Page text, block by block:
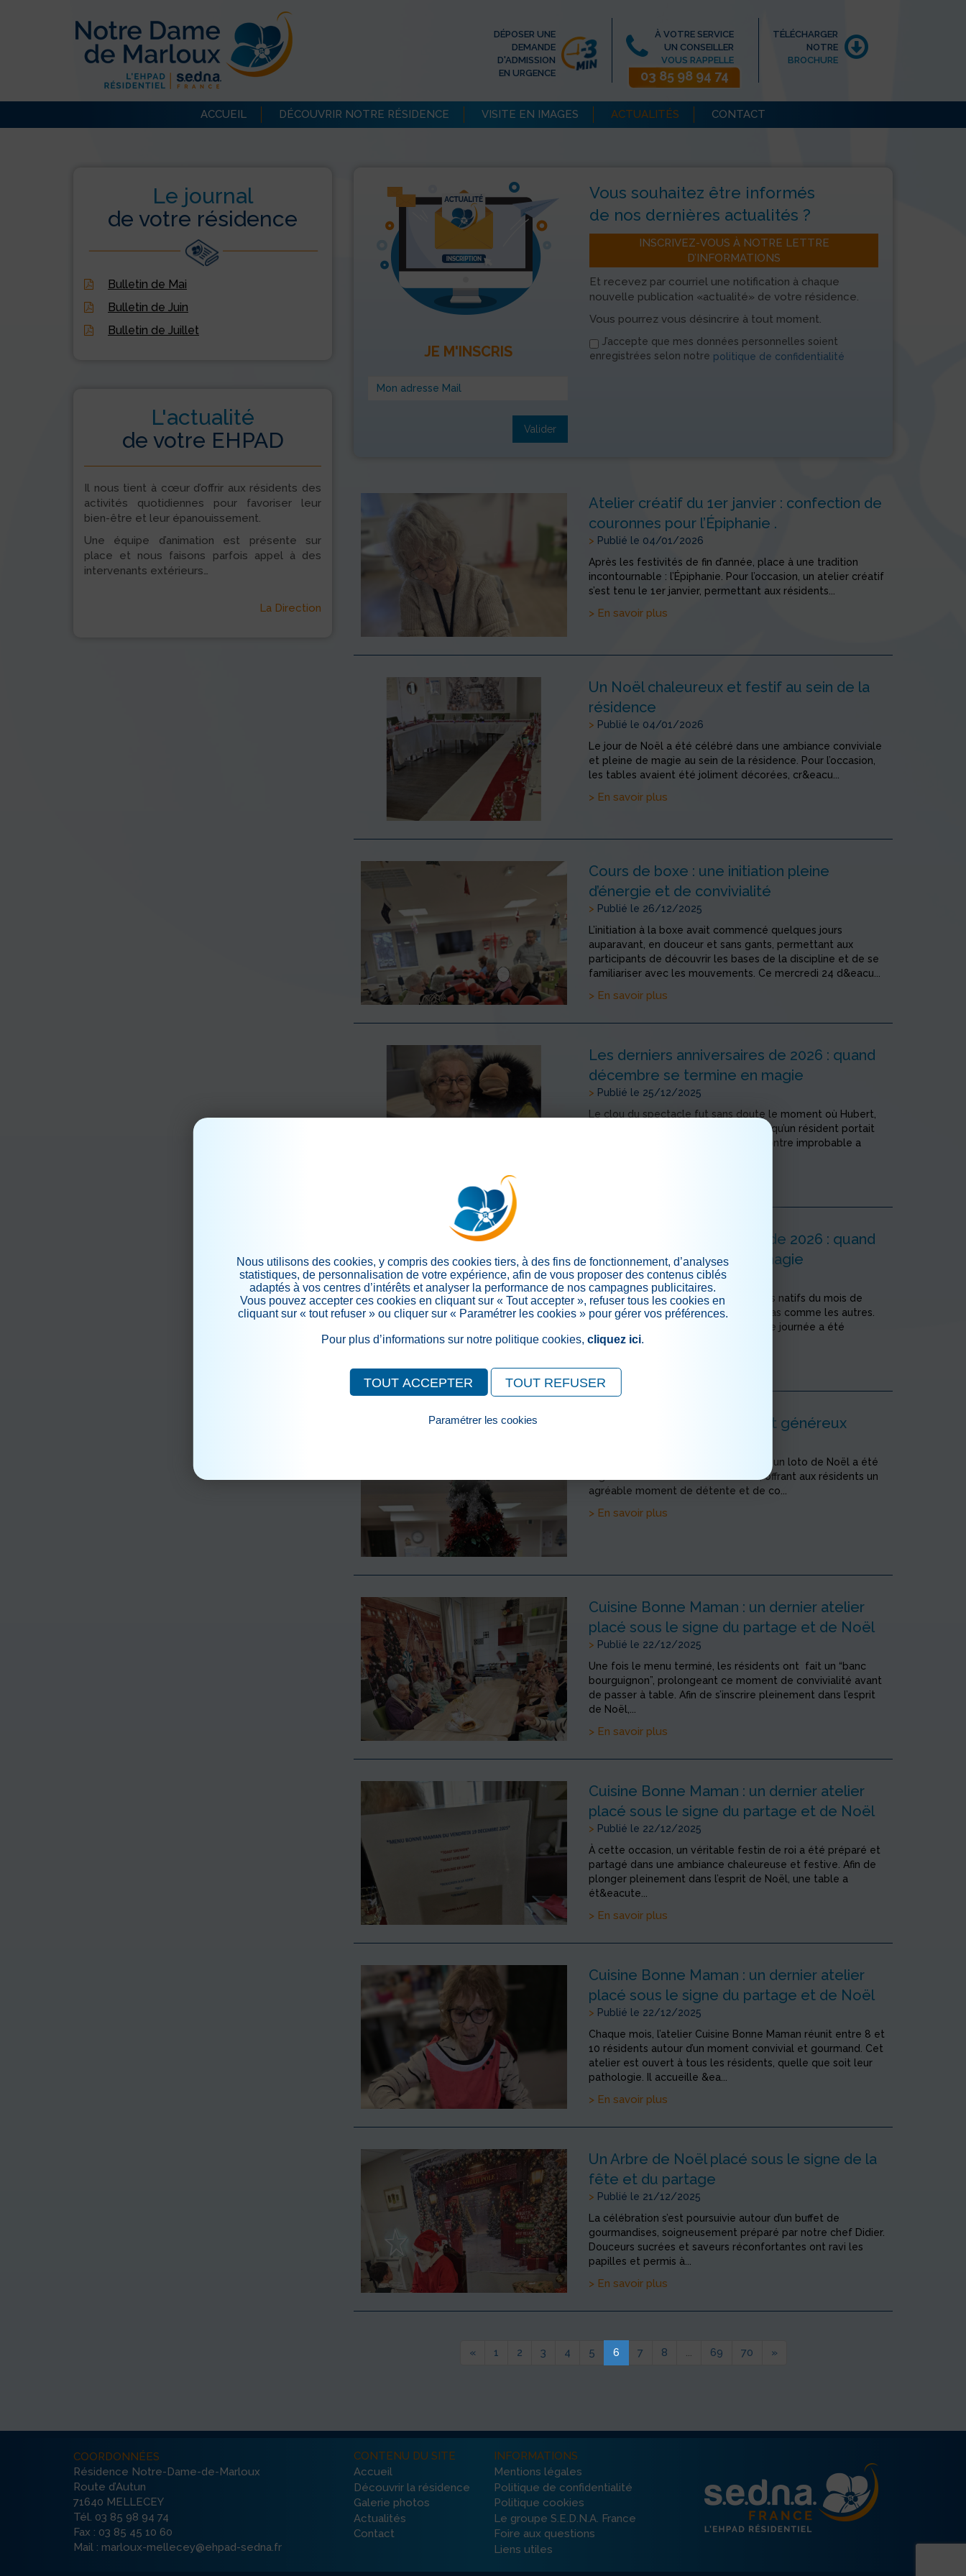
DÉPOSER UNE
DEMANDE
D'ADMISSION
EN URGENCE
À VOTRE SERVICE
UN CONSEILLER
VOUS RAPPELLE
03 85 98 94 74
TÉLÉCHARGER
NOTRE
BROCHURE
ACCUEIL DÉCOUVRIR NOTRE RÉSIDENCE VISITE EN IMAGES ACTUALITÉS CONTACT
Le journal
de votre résidence
Bulletin de Mai
Bulletin de Juin
Bulletin de Juillet
L'actualité
de votre EHPAD
Il nous tient à cœur d’offrir aux résidents des
activités quotidiennes pour favoriser leur
bien-être et leur épanouissement.
Une équipe d’animation est présente sur
place et nous faisons parfois appel à des
intervenants extérieurs…
La Direction
Vous souhaitez être informés
de nos dernières actualités ?
INSCRIVEZ-VOUS À NOTRE LETTRE
D’INFORMATIONS
Et recevez par courriel une notification à chaque
nouvelle publication «actualité» de votre résidence.
Vous pourrez vous désincrire à tout moment.
JE M'INSCRIS
Valider
J’accepte que mes données personnelles soient
enregistrées selon notre politique de confidentialité
Atelier créatif du 1er janvier : confection de
couronnes pour l’Épiphanie .
> Publié le 04/01/2026
Après les festivités de fin d’année, place à une tradition
incontournable : l’Épiphanie. Pour l’occasion, un atelier créatif
s’est tenu le 1er janvier, permettant aux résidents...
> En savoir plus
Un Noël chaleureux et festif au sein de la
résidence
> Publié le 04/01/2026
Le jour de Noël a été célébré dans une ambiance conviviale
et pleine de magie au sein de la résidence. Pour l’occasion,
les tables avaient été joliment décorées, cr&eacu...
> En savoir plus
Cours de boxe : une initiation pleine
d’énergie et de convivialité
> Publié le 26/12/2025
L’initiation à la boxe avait commencé quelques jours
auparavant, en douceur et sans gants, permettant aux
participants de découvrir les bases de la discipline et de se
familiariser avec les mouvements. Ce mercredi 24 d&eacu...
> En savoir plus
Les derniers anniversaires de 2026 : quand
décembre se termine en magie
> Publié le 25/12/2025
Le clou du spectacle fut sans doute le moment où Hubert,
visiblement très confus, a découvert qu’un résident portait
le même prénom que lui. Cette rencontre improbable a
Les derniers anniversaires de 2026 : quand
décembre se termine en magie
>Publié le 25/12/2025
Pour clore l’année 2026 en beauté, les natifs du mois de
décembre ont vécu un anniversaire pas comme les autres.
Loin des célébrations ordinaires, cette journée a été
placée...
Un loto de Noël convivial et généreux
À l’approche des fêtes de fin d’année, un loto de Noël a été
organisé au sein de l’établissement, offrant aux résidents un
agréable moment de détente et de co...
> En savoir plus
Cuisine Bonne Maman : un dernier atelier
placé sous le signe du partage et de Noël
> Publié le 22/12/2025
Une fois le menu terminé, les résidents ont fait un “banc
bourguignon”, prolongeant ce moment de convivialité avant
de passer à table. Afin de s’inscrire pleinement dans l’esprit
de Noël,...
> En savoir plus
Cuisine Bonne Maman : un dernier atelier
placé sous le signe du partage et de Noël
> Publié le 22/12/2025
À cette occasion, un véritable festin de roi a été préparé et
partagé dans une ambiance chaleureuse et festive. Afin de
plonger pleinement dans l’esprit de Noël, une table a
ét&eacute...
> En savoir plus
Cuisine Bonne Maman : un dernier atelier
placé sous le signe du partage et de Noël
> Publié le 22/12/2025
Chaque mois, l’atelier Cuisine Bonne Maman réunit entre 8 et
10 résidents autour d’un moment convivial et gourmand. Cet
atelier est ouvert à tous les résidents, quelle que soit leur
pathologie. Il accueille &ea...
> En savoir plus
Un Arbre de Noël placé sous le signe de la
fête et du partage
> Publié le 21/12/2025
La célébration s’est poursuivie autour d’un buffet de
gourmandises, soigneusement préparé par notre chef Didier.
Douceurs sucrées et saveurs réconfortantes ont ravi les
papilles et permis à...
> En savoir plus
« 1 2 3 4 5 6 7 8 ... 69 70 »
COORDONNÉES
Résidence Notre-Dame-de-Marloux
Route d’Autun
71640 MELLECEY
Tél. 03 85 98 94 74
Fax : 03 85 45 10 60
Mail : marloux-mellecey@ehpad-sedna.fr
CONTENU DU SITE
Accueil
Découvrir la résidence
Galerie photos
Actualités
Contact
INFORMATIONS
Mentions légales
Politique de confidentialité
Politique cookies
Le groupe S.E.D.N.A. France
Foire aux questions
Liens utiles
Nous utilisons des cookies, y compris des cookies tiers, à des fins de fonctionnement, d’analyses
statistiques, de personnalisation de votre expérience, afin de vous proposer des contenus ciblés
adaptés à vos centres d’intérêts et analyser la performance de nos campagnes publicitaires.
Vous pouvez accepter ces cookies en cliquant sur « Tout accepter », refuser tous les cookies en
cliquant sur « tout refuser » ou cliquer sur « Paramétrer les cookies » pour gérer vos préférences.
Pour plus d’informations sur notre politique cookies,cliquez ici.
TOUT ACCEPTER TOUT REFUSER
Paramétrer les cookies